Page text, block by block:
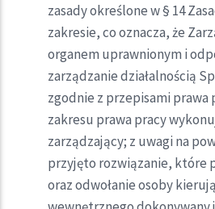
zasady określone w § 14
zakresie, co oznacza, że
organem uprawnionym i
zarządzanie działalnością
zgodnie z przepisami prawa
zakresu prawa pracy
zarządzający; z uwagi na
przyjęto rozwiązanie, które
oraz odwołanie osoby